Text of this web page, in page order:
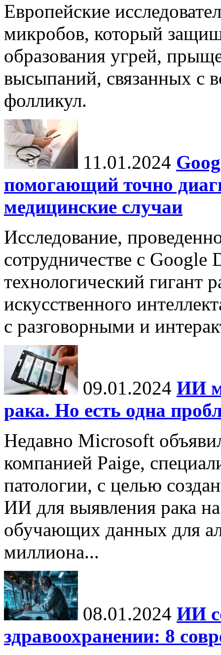
Европейские
микробов, который
образования угрей,
высыпаний, связанных с
фолликул.
11.01.2024
помогающий точно
медицинские случаи
Исследование,
сотрудничестве с Google
технологический гигант
искусственного
с разговорными и
09.01.2024 ИИ
рака. Но есть одна
Недавно Microsoft
компанией Paige,
патологии, с целью
ИИ для выявления рака
обучающих данных для
миллиона...
08.01.2024 ИИ
здравоохранении: 8